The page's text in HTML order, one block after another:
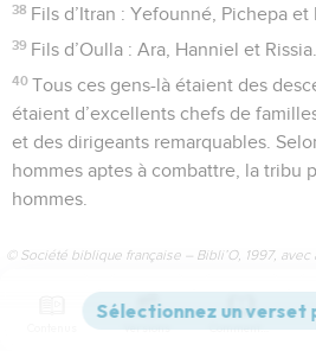
38 Fils d’Itran : Yefounné, Pichepa et
39 Fils d’Oulla : Ara, Hanniel et Rissia.
40 Tous ces gens-là étaient des
étaient d’excellents chefs de
et des dirigeants remarquables.
hommes aptes à combattre, la tribu
hommes.
© Société biblique française – Bibli’O, 1997,
Versions Commentaires